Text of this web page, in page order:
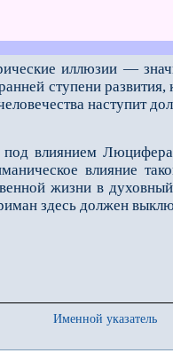
иллюзии —
ступени
наступит
влиянием Люцифера
влияние
жизни в
здесь должен
Именной указатель